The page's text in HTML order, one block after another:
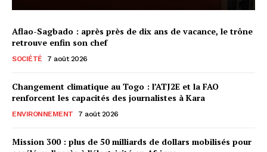
Aflao-Sagbado : après près de dix ans de vacance, le trône
retrouve enfin son chef
SOCIÉTÉ 7 août 2026
Changement climatique au Togo : l’ATJ2E et la FAO
renforcent les capacités des journalistes à Kara
ENVIRONNEMENT 7 août 2026
Mission 300 : plus de 50 milliards de dollars mobilisés pour